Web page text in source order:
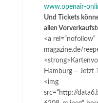
www.openair-
Und Tickets
allen
<a
magazine.de/
Hamburg – Jetzt
<img
src=“http://